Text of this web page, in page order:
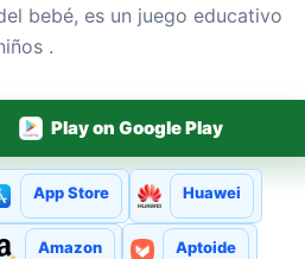
bebé, es un juego educativo
.
Play on Google Play
App Store Huawei
Amazon Aptoide